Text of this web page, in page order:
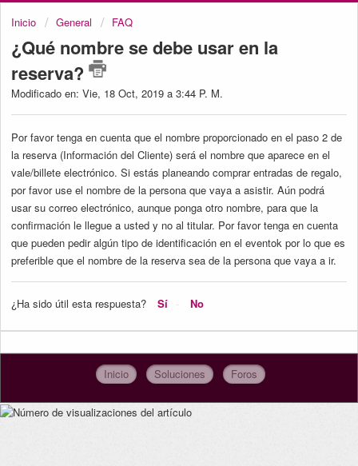
Inicio General FAQ
¿Qué nombre se debe usar en la
reserva?
Modificado en: Vie, 18 Oct, 2019 a 3:44 P. M.
Por favor tenga en cuenta que el nombre proporcionado en el paso 2 de
la reserva (Información del Cliente) será el nombre que aparece en el
vale/billete electrónico. Si estás planeando comprar entradas de regalo,
por favor use el nombre de la persona que vaya a asistir. Aún podrá
usar su correo electrónico, aunque ponga otro nombre, para que la
confirmación le llegue a usted y no al titular. Por favor tenga en cuenta
que pueden pedir algún tipo de identificación en el eventok por lo que es
preferible que el nombre de la reserva sea de la persona que vaya a ir.
¿Ha sido útil esta respuesta? Sí No
Inicio Soluciones Foros